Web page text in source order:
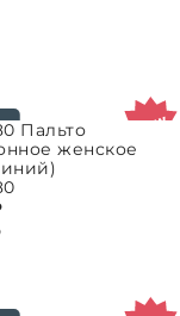
Пальто
женское